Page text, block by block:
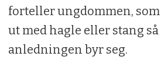
forteller ungdommen,
ut med hagle eller stang
anledningen byr seg.